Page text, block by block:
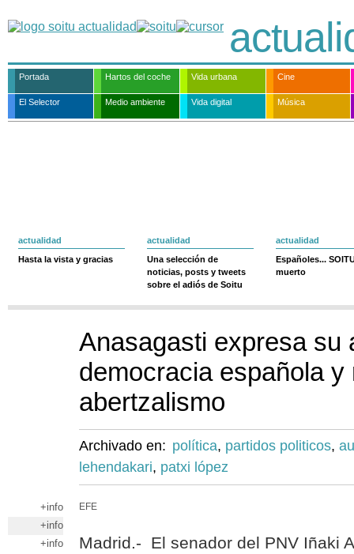
Portada Hartos del coche Vida urbana Cine
El Selector Medio ambiente Vida digital Música
actualidad
Hasta la vista y gracias
actualidad
Una selección de
noticias, posts y tweets
sobre el adiós de Soitu
actualidad
Españoles...
muerto
Anasagasti expresa su
democracia española y
abertzalismo
Archivado en: política, partidos politicos,
lehendakari, patxi lópez
+info
+info
+info
EFE
Madrid.- El senador del PNV Iñaki